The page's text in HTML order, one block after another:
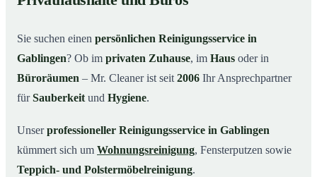
04So einfach funktioniert’s
05Typische Anlässe für einen Reinigungsservice
08So arbeitet ein Reinigungsservice in Gablingen
wirklich
Sie suchen einen persönlichen Reinigungsservice in
Gablingen? Ob im privaten Zuhause, im Haus oder in
Büroräumen – Mr. Cleaner ist seit 2006 Ihr Ansprechpartner
fürSauberkeit und Hygiene.
Unserprofessioneller Reinigungsservice in Gablingen
kümmert sich um Wohnungsreinigung, Fensterputzen sowie
Teppich- und Polstermöbelreinigung.